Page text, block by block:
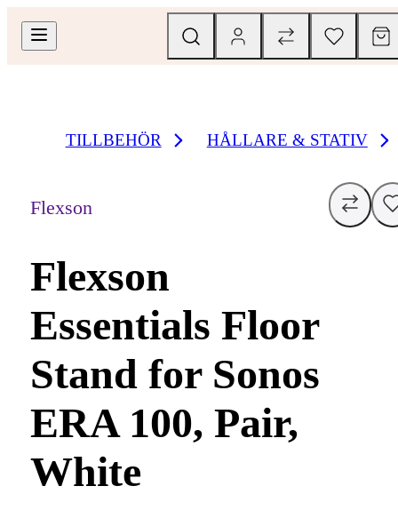
TILLBEHÖR HÅLLARE & STATIV
Flexson
Flexson
Essentials Floor
Stand for Sonos
ERA 100, Pair,
White